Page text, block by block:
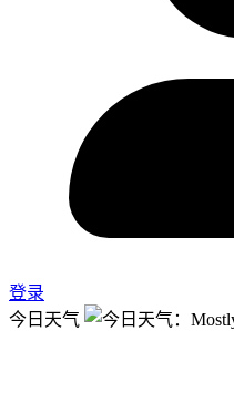
登录
今日天气